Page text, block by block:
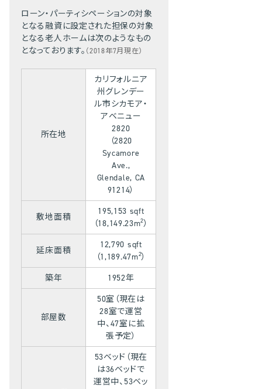
ローン・パーティシペーションの対象
となる融資に設定された担保の対象
となる老人ホームは次のようなもの
となっております。 （2018年7月現在）
所在地
カリフォルニア
州グレンデー
ル市シカモア・
アベニュー
2820
（2820
Sycamore
Ave.,
Glendale, CA
91214）
敷地面積
195,153 sqft
（18,149.23m2）
延床面積
12,790 sqft
（1,189.47m2）
築年
1952年
部屋数
50室（現在は
28室で運営
中、47室に拡
張予定）
53ベッド（現在
は36ベッドで
運営中、53ベッ